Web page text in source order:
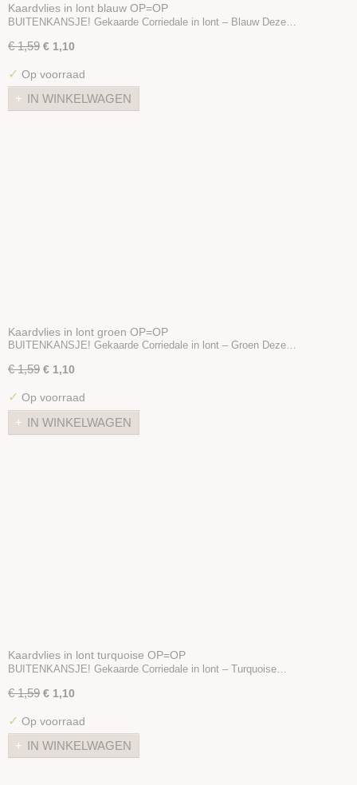
Kaardvlies in lont blauw OP=OP
BUITENKANSJE! Gekaarde Corriedale in lont – Blauw Deze…
€ 1,59 € 1,10
✓ Op voorraad
IN WINKELWAGEN
Kaardvlies in lont groen OP=OP
BUITENKANSJE! Gekaarde Corriedale in lont – Groen Deze…
€ 1,59 € 1,10
✓ Op voorraad
IN WINKELWAGEN
Kaardvlies in lont turquoise OP=OP
BUITENKANSJE! Gekaarde Corriedale in lont – Turquoise…
€ 1,59 € 1,10
✓ Op voorraad
IN WINKELWAGEN